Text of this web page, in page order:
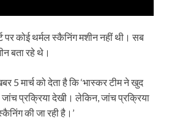
कोई थर्मल स्कैनिंग मशीन नहीं थी। सब
बता रहे थे।
5 मार्च को देता है कि ‘भास्कर टीम ने खुद
जांच प्रक्रिया देखी। लेकिन, जांच प्रक्रिया
की जा रही है।’